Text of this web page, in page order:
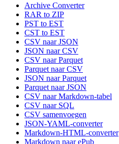
Archive Converter
RAR to ZIP
PST to EST
CST to EST
CSV naar JSON
JSON naar CSV
CSV naar Parquet
Parquet naar CSV
JSON naar Parquet
Parquet naar JSON
CSV naar Markdown-tabel
CSV naar SQL
CSV samenvoegen
JSON-YAML-converter
Markdown-HTML-converter
Markdown naar ePub